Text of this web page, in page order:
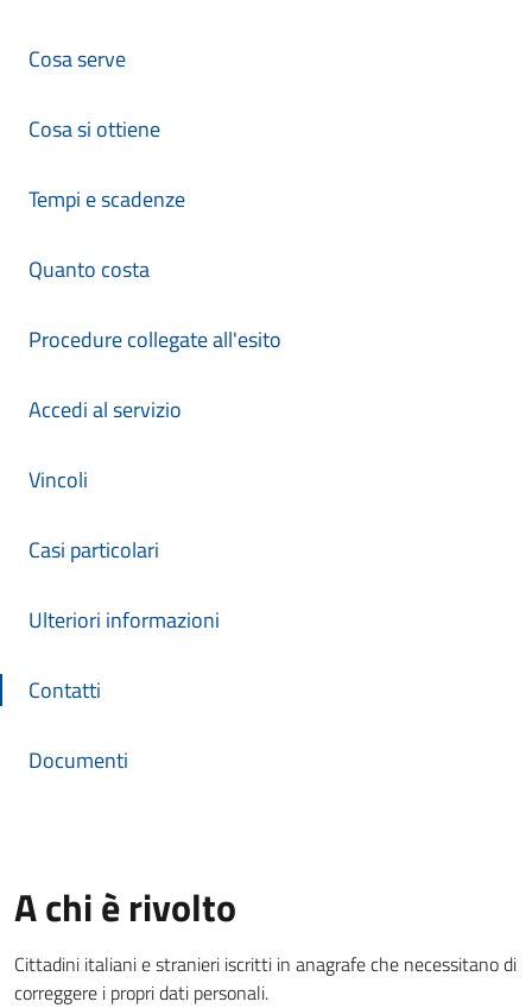
Cosa serve
Cosa si ottiene
Tempi e scadenze
Quanto costa
Procedure collegate all'esito
Accedi al servizio
Vincoli
Casi particolari
Ulteriori informazioni
Contatti
Documenti
A chi è rivolto
Cittadini italiani e stranieri iscritti in anagrafe che necessitano di
correggere i propri dati personali.